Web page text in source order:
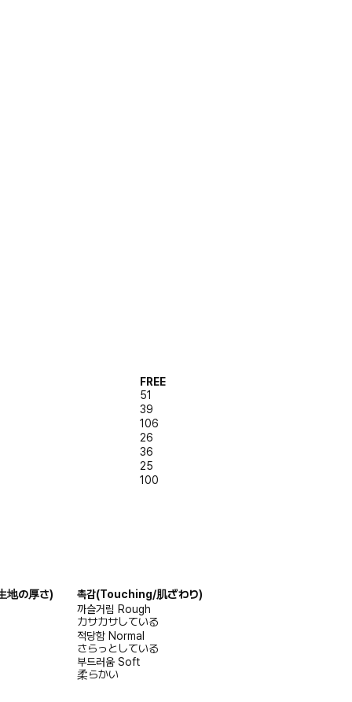
FREE
51
39
106
26
36
25
100
の厚さ) 촉감(Touching/肌ざわり)
까슬거림 Rough
カサカサしている
적당함 Normal
さらっとしている
부드러움 Soft
柔らかい